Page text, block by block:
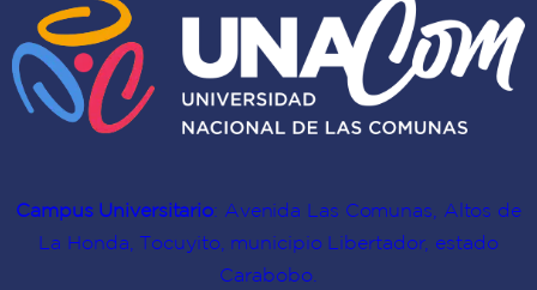
Campus Universitario: Avenida Las Comunas, Altos de
La Honda, Tocuyito, municipio Libertador, estado
Carabobo.